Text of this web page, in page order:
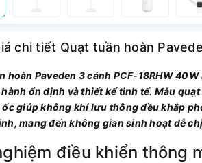
chi tiết Quạt tuần hoàn
hoàn Paveden 3 cánh PCF-18RHW
ổn định và thiết kế tinh tế. Mẫu
giúp không khí lưu thông đều khắp
mang đến không gian sinh hoạt dễ
điều khiển thông